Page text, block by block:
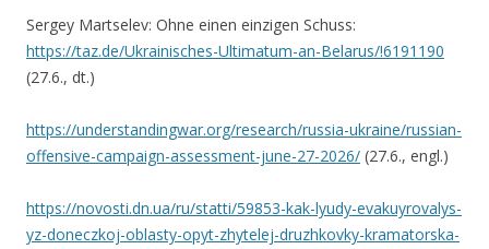
Sergey Martselev: Ohne einen einzigen Schuss:
https://taz.de/Ukrainisches-Ultimatum-an-Belarus/!6191190
(27.6., dt.)
https://understandingwar.org/research/russia-ukraine/russian-
offensive-campaign-assessment-june-27-2026/ (27.6., engl.)
https://novosti.dn.ua/ru/statti/59853-kak-lyudy-evakuyrovalys-
yz-doneczkoj-oblasty-opyt-zhytelej-druzhkovky-kramatorska-